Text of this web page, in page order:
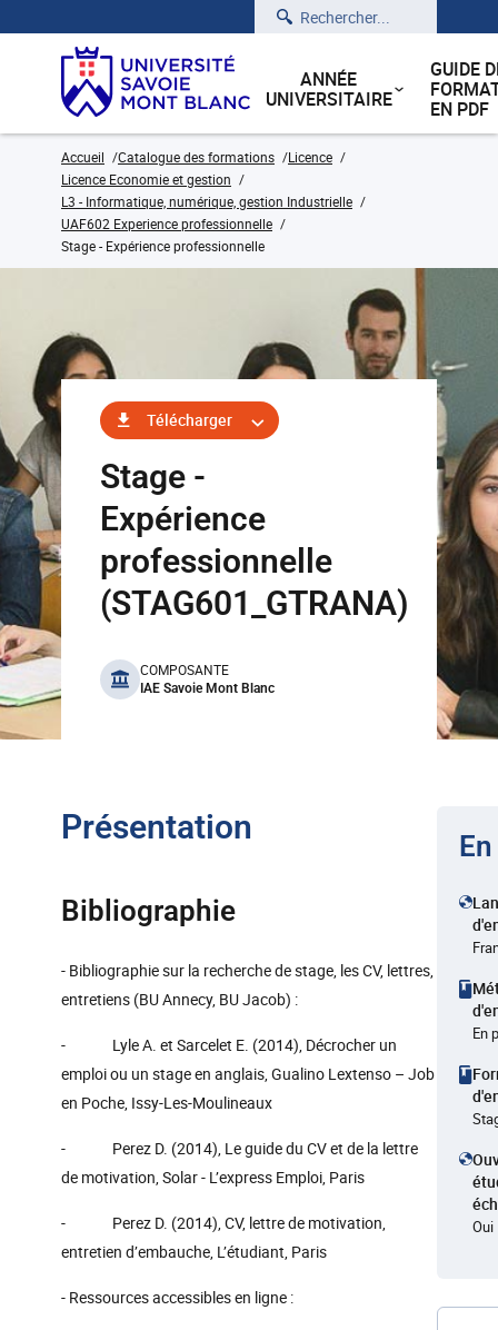
Rechercher
ANNÉE
UNIVERSITAIRE
GUIDE
EN PDF
Accueil Catalogue des formations
Licence
Licence Economie et gestion
L3 - Informatique, numérique, gestion Industrielle
UAF602 Experience professionnelle
Stage - Expérience professionnelle
Télécharger
Stage -
Expérience
professionnelle
(STAG601_GTRANA)
benefits
COMPOSANTE
IAE Savoie Mont Blanc
Présentation
Bibliographie
- Bibliographie sur la recherche de stage, les CV, lettres,
entretiens (BU Annecy, BU Jacob) :
- Lyle A. et Sarcelet E. (2014), Décrocher un
emploi ou un stage en anglais, Gualino Lextenso – Job
en Poche, Issy-Les-Moulineaux
- Perez D. (2014), Le guide du CV et de la lettre
de motivation, Solar - L’express Emploi, Paris
- Perez D. (2014), CV, lettre de motivation,
entretien d’embauche, L’étudiant, Paris
- Ressources accessibles en ligne :
En
Oui